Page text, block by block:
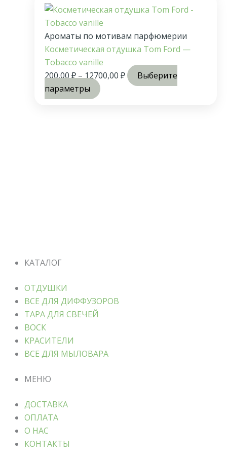
Ароматы по мотивам парфюмерии
Косметическая отдушка Tom Ford —
Tobacco vanille
200,00₽–12700,00 ₽
Выберите
параметры
КАТАЛОГ
ОТДУШКИ
ВСЕ ДЛЯ ДИФФУЗОРОВ
ТАРА ДЛЯ СВЕЧЕЙ
ВОСК
КРАСИТЕЛИ
ВСЕ ДЛЯ МЫЛОВАРА
МЕНЮ
ДОСТАВКА
ОПЛАТА
О НАС
КОНТАКТЫ